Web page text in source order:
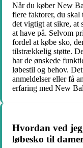
Når du køber New
flere faktorer, du skal
det vigtigt at sikre, at
at have på. Selvom
fordel at købe sko,
tilstrækkelig støtte.
har de ønskede
løbestil og behov.
anmeldelser eller få
erfaring med New
Hvordan ved
løbesko til